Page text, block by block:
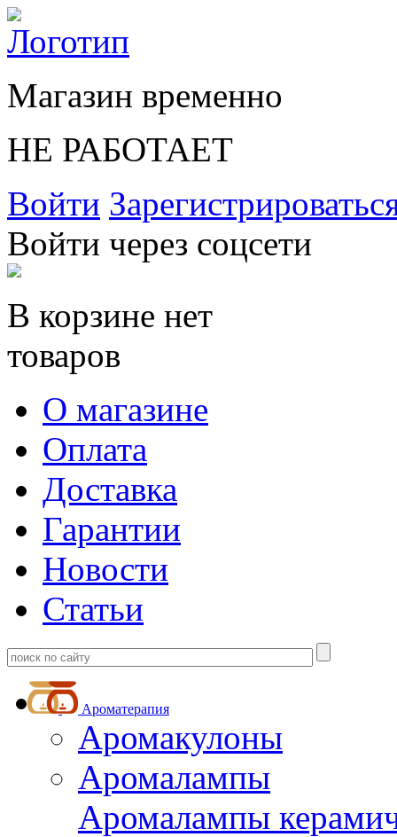
Магазин временно
НЕ РАБОТАЕТ
Войти
Войти через соцсети
В корзине нет
товаров
О магазине
Оплата
Доставка
Гарантии
Новости
Статьи
Ароматерапия
Аромакулоны
Аромалампы
Aромалампы